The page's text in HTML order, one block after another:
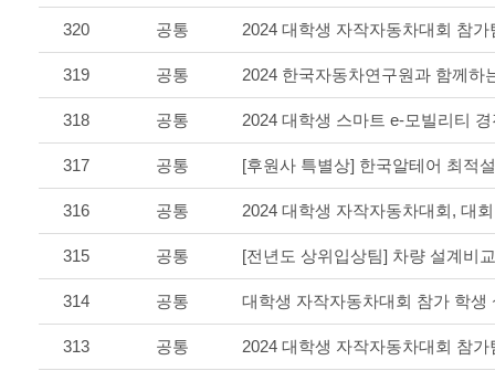
320 공통 2024 대학생 자작자동차대회 참
319 공통
318 공통 2024 대학생 스마트 e-모빌리티
317 공통 [후원사 특별상] 한국알테어 최적
316 공통 2024 대학생 자작자동차대회, 대
315 공통 [전년도 상위입상팀] 차량 설계비
314 공통
313 공통 2024 대학생 자작자동차대회 참가